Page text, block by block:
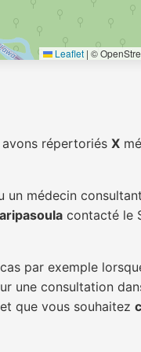
Leaflet | ©
répertoriés X
un médecin
contacté le
par exemple
une consultation
que vous souhaitez